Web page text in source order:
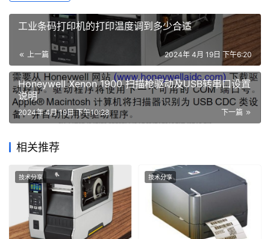
工业条码打印机的打印温度调到多少合适
上一篇 2024年 4月 19日 下午6:20
Honeywell Xenon 1900 扫描枪驱动及USB转串口设置
说明
下一篇
2024年 4月 19日 下午10:28
相关推荐
技术分享 技术分享